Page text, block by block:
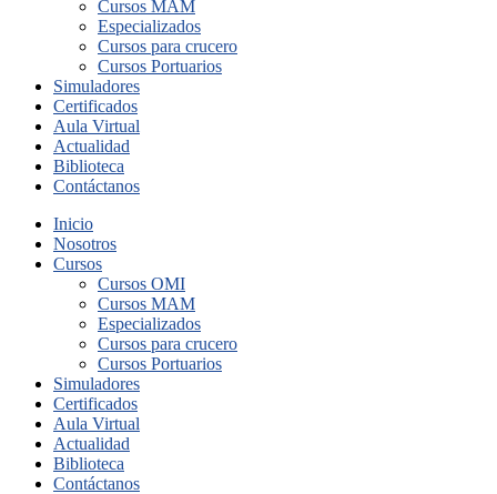
Cursos MAM
Especializados
Cursos para crucero
Cursos Portuarios
Simuladores
Certificados
Aula Virtual
Actualidad
Biblioteca
Contáctanos
Inicio
Nosotros
Cursos
Cursos OMI
Cursos MAM
Especializados
Cursos para crucero
Cursos Portuarios
Simuladores
Certificados
Aula Virtual
Actualidad
Biblioteca
Contáctanos